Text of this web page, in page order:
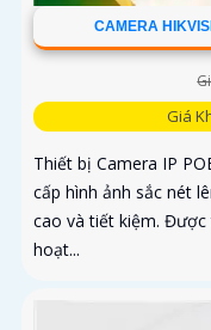
CAMERA
Giá
Thiết bị Camera IP
cấp hình ảnh sắc nét
cao và tiết kiệm. Được
hoạt...